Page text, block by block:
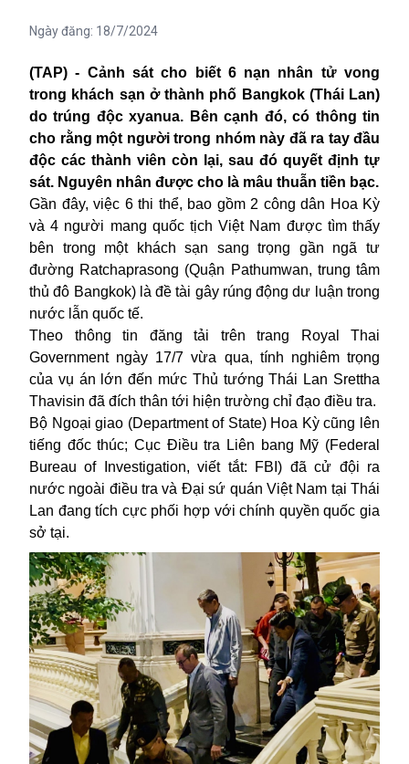
Ngày đăng: 18/7/2024
(TAP) - Cảnh sát cho biết 6 nạn nhân tử vong
trong khách sạn ở thành phố Bangkok (Thái Lan)
do trúng độc xyanua. Bên cạnh đó, có thông tin
cho rằng một người trong nhóm này đã ra tay đầu
độc các thành viên còn lại, sau đó quyết định tự
sát. Nguyên nhân được cho là mâu thuẫn tiền bạc.
Gần đây, việc 6 thi thể, bao gồm 2 công dân Hoa Kỳ
và 4 người mang quốc tịch Việt Nam được tìm thấy
bên trong một khách sạn sang trọng gần ngã tư
đường Ratchaprasong (Quận Pathumwan, trung tâm
thủ đô Bangkok) là đề tài gây rúng động dư luận trong
nước lẫn quốc tế.
Theo thông tin đăng tải trên trang Royal Thai
Government ngày 17/7 vừa qua, tính nghiêm trọng
của vụ án lớn đến mức Thủ tướng Thái Lan Srettha
Thavisin đã đích thân tới hiện trường chỉ đạo điều tra.
Bộ Ngoại giao (Department of State) Hoa Kỳ cũng lên
tiếng đốc thúc; Cục Điều tra Liên bang Mỹ (Federal
Bureau of Investigation, viết tắt: FBI) đã cử đội ra
nước ngoài điều tra và Đại sứ quán Việt Nam tại Thái
Lan đang tích cực phối hợp với chính quyền quốc gia
sở tại.